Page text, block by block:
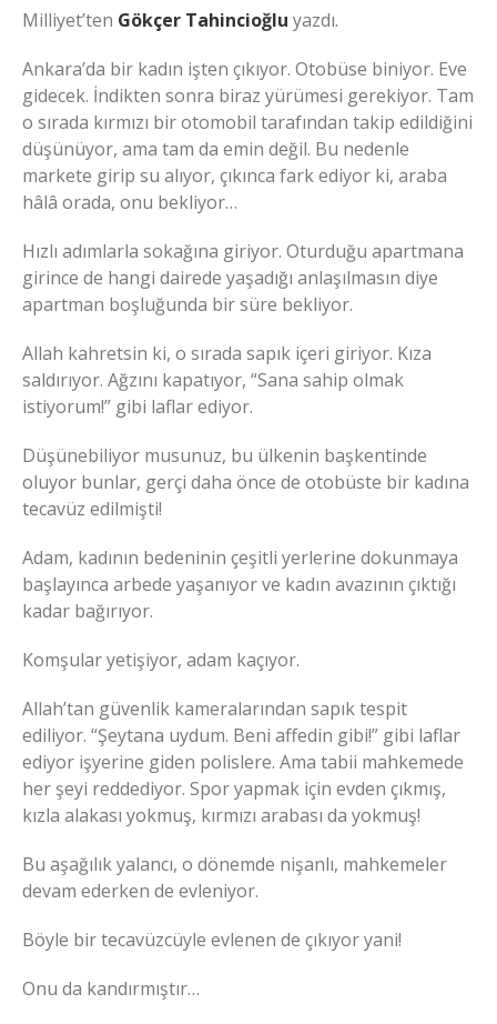
Milliyet’ten Gökçer Tahincioğlu yazdı.
Ankara’da bir kadın işten çıkıyor. Otobüse biniyor. Eve
gidecek. İndikten sonra biraz yürümesi gerekiyor. Tam
o sırada kırmızı bir otomobil tarafından takip edildiğini
düşünüyor, ama tam da emin değil. Bu nedenle
markete girip su alıyor, çıkınca fark ediyor ki, araba
hâlâ orada, onu bekliyor…
Hızlı adımlarla sokağına giriyor. Oturduğu apartmana
girince de hangi dairede yaşadığı anlaşılmasın diye
apartman boşluğunda bir süre bekliyor.
Allah kahretsin ki, o sırada sapık içeri giriyor. Kıza
saldırıyor. Ağzını kapatıyor, “Sana sahip olmak
istiyorum!” gibi laflar ediyor.
Düşünebiliyor musunuz, bu ülkenin başkentinde
oluyor bunlar, gerçi daha önce de otobüste bir kadına
tecavüz edilmişti!
Adam, kadının bedeninin çeşitli yerlerine dokunmaya
başlayınca arbede yaşanıyor ve kadın avazının çıktığı
kadar bağırıyor.
Komşular yetişiyor, adam kaçıyor.
Allah’tan güvenlik kameralarından sapık tespit
ediliyor. “Şeytana uydum. Beni affedin gibi!” gibi laflar
ediyor işyerine giden polislere. Ama tabii mahkemede
her şeyi reddediyor. Spor yapmak için evden çıkmış,
kızla alakası yokmuş, kırmızı arabası da yokmuş!
Bu aşağılık yalancı, o dönemde nişanlı, mahkemeler
devam ederken de evleniyor.
Böyle bir tecavüzcüyle evlenen de çıkıyor yani!
Onu da kandırmıştır…